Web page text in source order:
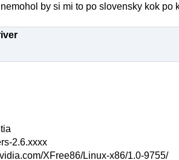
by si mi to po slovensky kok
2.6.xxxx
XFree86/Linux-x86/1.0-9755/